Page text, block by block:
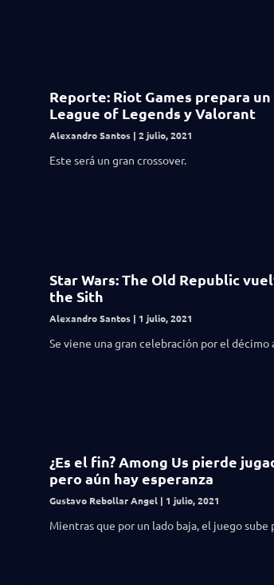
Reporte: Riot Games prepara
League of Legends y Valorant
Alexandro Santos 2 julio, 2021
Este será un gran crossover.
Star Wars: The Old Republic
the Sith
Alexandro Santos 1 julio, 2021
Se viene una gran celebración por el décimo
¿Es el fin? Among Us pierde
pero aún hay esperanza
Gustavo Rebollar Angel 1 julio, 2021
Mientras que por un lado baja, el juego sube